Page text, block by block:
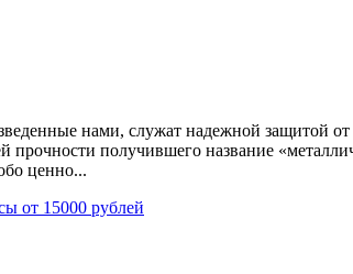
нами, служат надежной защитой
прочности получившего название
ценно...
от 15000 рублей